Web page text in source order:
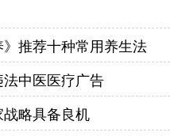
》推荐十种常用养生法
中医医疗广告
略具备良机